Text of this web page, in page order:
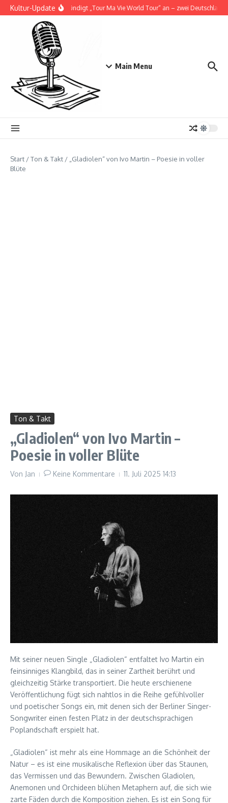
Zum Inhalt springen
Kultur-UpdateDoja Cat kündigt „Tour Ma Vie World Tour“ an – zwei
Main Menu
Start /Ton & Takt / „Gladiolen“ von Ivo Martin – Poesie in voller
Blüte
Ton & Takt
„Gladiolen“ von Ivo Martin –
Poesie in voller Blüte
Von Jan Keine Kommentare 11. Juli 2025 14:13
Mit seiner neuen Single „Gladiolen“ entfaltet Ivo Martin ein
feinsinniges Klangbild, das in seiner Zartheit berührt und
gleichzeitig Stärke transportiert. Die heute erschienene
Veröffentlichung fügt sich nahtlos in die Reihe gefühlvoller
und poetischer Songs ein, mit denen sich der Berliner Singer-
Songwriter einen festen Platz in der deutschsprachigen
Poplandschaft erspielt hat.
„Gladiolen“ ist mehr als eine Hommage an die Schönheit der
Natur – es ist eine musikalische Reflexion über das Staunen,
das Vermissen und das Bewundern. Zwischen Gladiolen,
Anemonen und Orchideen blühen Metaphern auf, die sich wie
zarte Fäden durch die Komposition ziehen. Es ist ein Song für